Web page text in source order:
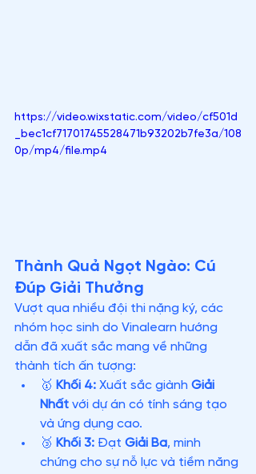
https://video.wixstatic.com/video/cf501d
_bec1cf71701745528471b93202b7fe3a/108
0p/mp4/file.mp4
Thành Quả Ngọt Ngào: Cú
Đúp Giải Thưởng
Vượt qua nhiều đội thi nặng ký, các
nhóm học sinh do Vinalearn hướng
dẫn đã xuất sắc mang về những
thành tích ấn tượng:
🥇 Khối 4: Xuất sắc giành Giải
Nhất với dự án có tính sáng tạo
và ứng dụng cao.
🥉 Khối 3: Đạt Giải Ba, minh
chứng cho sự nỗ lực và tiềm năng